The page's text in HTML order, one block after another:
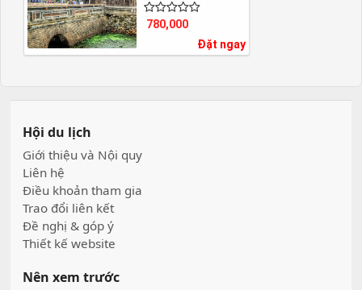
780,000
Đặt ngay
Hội du lịch
Giới thiệu và Nội quy
Liên hệ
Điều khoản tham gia
Trao đổi liên kết
Đề nghị & góp ý
Thiết kế website
Nên xem trước